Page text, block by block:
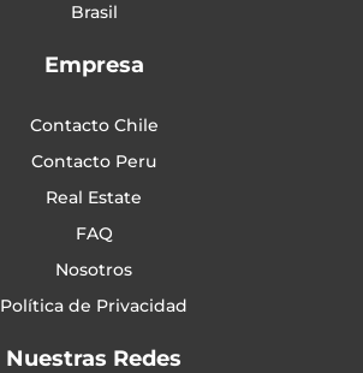
Brasil
Empresa
Contacto Chile
Contacto Peru
Real Estate
FAQ
Nosotros
Política de Privacidad
Nuestras Redes